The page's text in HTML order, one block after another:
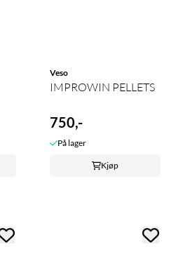
Veso
IMPROWIN PELLETS
750,-
På lager
Kjøp